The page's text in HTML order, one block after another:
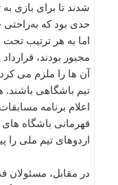
شدند تا برای بازی
حدی بود که
اما به هر ترتیب
مجبور بودند،
آن ها را ملزم می
تیم باشگاهی
اعلام برنامه
قهرمانی باشگاه های
اردوهای تیم ملی را
در مقابل، مسئولان